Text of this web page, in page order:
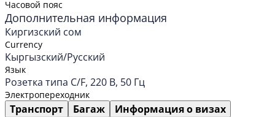
Часовой пояс
Дополнительная информация
Киргизский сом
Currency
Кыргызский/Русский
Язык
Розетка типа C/F, 220 В, 50 Гц
Электропереходник
Транспорт Багаж
Информация о визах